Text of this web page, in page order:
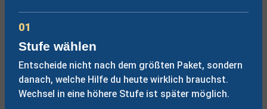
01
Stufe wählen
Entscheide nicht nach dem größten Paket, sondern
danach, welche Hilfe du heute wirklich brauchst.
Wechsel in eine höhere Stufe ist später möglich.